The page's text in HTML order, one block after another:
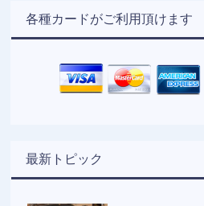
各種カードがご利用頂けます
最新トピック